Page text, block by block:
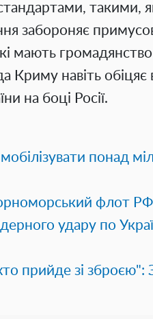
такими,
забороняє
мають
Криму навіть обіцяє
на боці Росії.
мобілізувати понад
флот РФ
удару по
прийде зі